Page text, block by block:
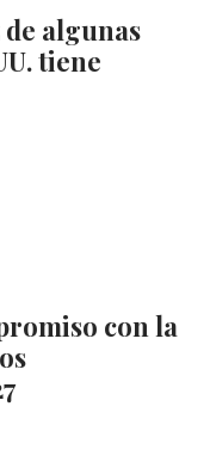
algunas
tiene
con la